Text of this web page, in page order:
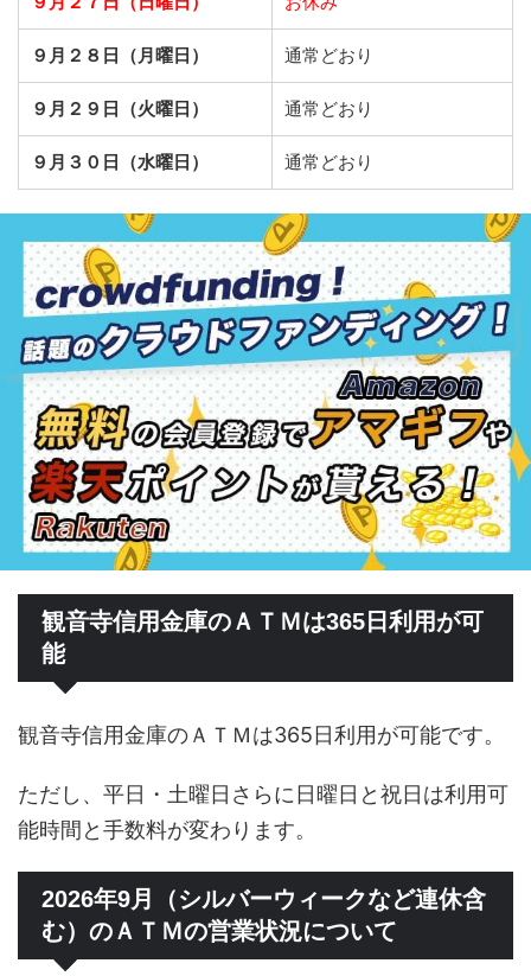
９月２８日（月曜日） 通常どおり
９月２９日（火曜日） 通常どおり
９月３０日（水曜日） 通常どおり
観音寺信用金庫のＡＴＭは365日利用が可
能
観音寺信用金庫のＡＴＭは365日利用が可能です。
ただし、平日・土曜日さらに日曜日と祝日は利用可
能時間と手数料が変わります。
2026年9月（シルバーウィークなど連休含
む）のＡＴＭの営業状況について